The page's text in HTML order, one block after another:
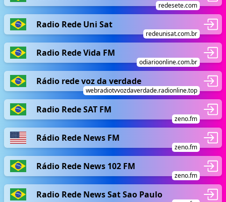
redesete.com
Radio Rede Uni Sat
redeunisat.com.br
Radio Rede Vida FM
odiarioonline.com.br
Rádio rede voz da verdade
webradiotvvozdaverdade.radionline.top
Radio Rede SAT FM
zeno.fm
Rádio Rede News FM
zeno.fm
Rádio Rede News 102 FM
zeno.fm
Radio Rede News Sat Sao Paulo